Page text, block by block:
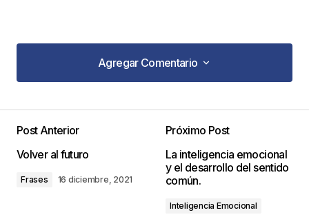
Agregar Comentario
Agregar Comentario
publicada.
Los campos obligatorios están
Post Anterior
Volver al futuro
Frases 16 diciembre, 2021
Próximo Post
La inteligencia emocional
y el desarrollo del sentido
común.
Inteligencia Emocional